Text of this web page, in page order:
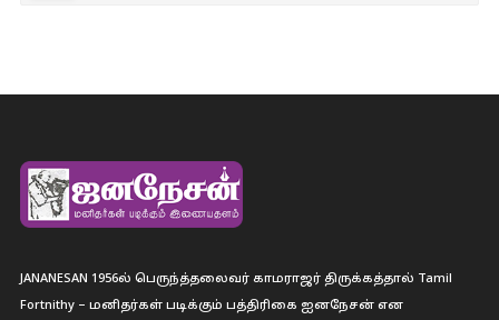
JANANESAN 1956ல் பெருந்த்தலைவர் காமராஜர் திருக்கத்தால் Tamil
Fortnithy – மனிதர்கள் படிக்கும் பத்திரிகை ஐனநேசன் என